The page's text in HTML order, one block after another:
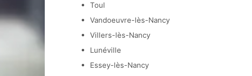
Toul
Vandoeuvre-lès-Nancy
Villers-lès-Nancy
Lunéville
Essey-lès-Nancy